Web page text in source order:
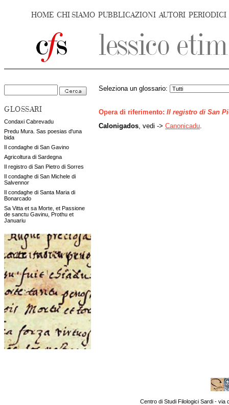
HOME CHI SIAMO PUBBLICAZIONI AUTORI PERIODICI
GLOSSARI
Condaxi Cabrevadu
Predu Mura. Sas poesias d'una
bida
Il condaghe di San Gavino
Agricoltura di Sardegna
Il registro di San Pietro di Sorres
Il condaghe di San Michele di
Salvennor
Il condaghe di Santa Maria di
Bonarcado
Sa Vitta et sa Morte, et Passione
de sanctu Gavinu, Prothu et
Januariu
Seleziona un glossario:
Opera di riferimento: Il registro di San
Calonigados , vedi -> Canonicadu
Centro di Studi Filologici Sardi - via